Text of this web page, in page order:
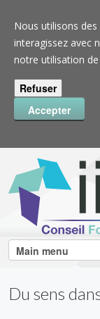
Nous utilisons
interagissez avec
notre utilisation
Du sens